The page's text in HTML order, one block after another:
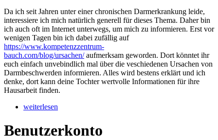
Da ich seit Jahren unter einer chronischen Darmerkrankung leide,
interessiere ich mich natürlich generell für dieses Thema. Daher bin
ich auch oft im Internet unterwegs, um mich zu informieren. Erst vor
wenigen Tagen bin ich dabei zufällig auf
https://www.kompetenzzentrum-
bauch.com/blog/ursachen/aufmerksam geworden. Dort könntet ihr
euch einfach unvebindlich mal über die veschiedenen Ursachen von
Darmbeschwerden informieren. Alles wird bestens erklärt und ich
denke, dort kann deine Tochter wertvolle Informationen für ihre
Hausarbeit finden.
weiterlesen
Benutzerkonto